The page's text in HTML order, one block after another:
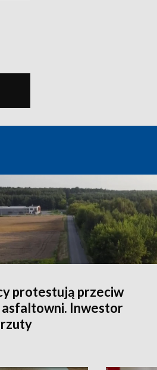
protestują przeciw
Inwestor